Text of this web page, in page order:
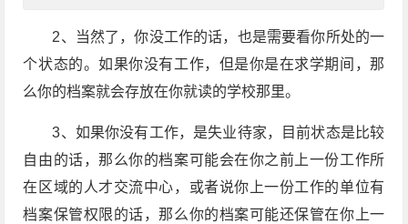
2、当然了，你没工作的话，也是需要看你所处的一
个状态的。如果你没有工作，但是你是在求学期间，那
么你的档案就会存放在你就读的学校那里。
3、如果你没有工作，是失业待家，目前状态是比较
自由的话，那么你的档案可能会在你之前上一份工作所
在区域的人才交流中心，或者说你上一份工作的单位有
档案保管权限的话，那么你的档案可能还保管在你上一